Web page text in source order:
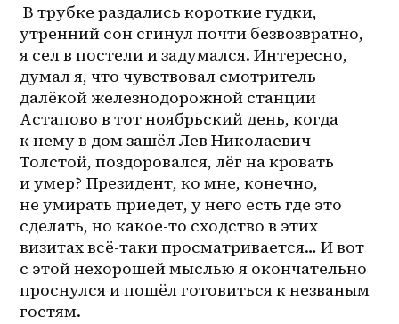
В трубке раздались короткие гудки,
утренний сон сгинул почти безвозвратно,
я сел в постели и задумался. Интересно,
думал я, что чувствовал смотритель
далёкой железнодорожной станции
Астапово в тот ноябрьский день, когда
к нему в дом зашёл Лев Николаевич
Толстой, поздоровался, лёг на кровать
и умер? Президент, ко мне, конечно,
не умирать приедет, у него есть где это
сделать, но какое-то сходство в этих
визитах всё-таки просматривается… И вот
с этой нехорошей мыслью я окончательно
проснулся и пошёл готовиться к незваным
гостям.